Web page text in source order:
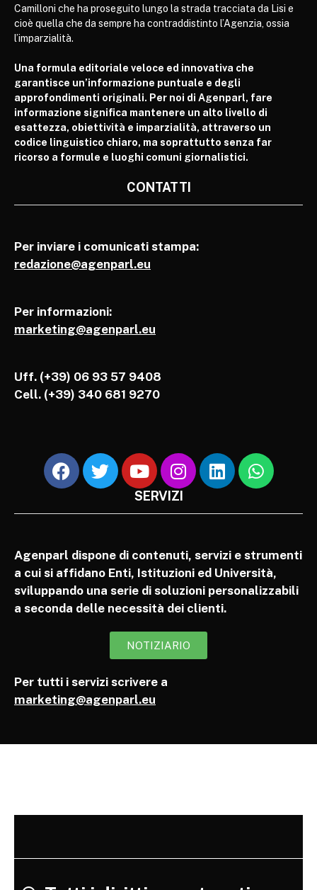
Camilloni che ha proseguito lungo la strada tracciata da Lisi e
cioè quella che da sempre ha contraddistinto l’Agenzia, ossia
l’imparzialità.
Una formula editoriale veloce ed innovativa che
garantisce un’informazione puntuale e degli
approfondimenti originali. Per noi di Agenparl, fare
informazione significa mantenere un alto livello di
esattezza, obiettività e imparzialità, attraverso un
codice linguistico chiaro, ma soprattutto senza far
ricorso a formule e luoghi comuni giornalistici.
CONTATTI
Per inviare i comunicati stampa:
redazione@agenparl.eu
Per informazioni:
marketing@agenparl.eu
Uff. (+39) 06 93 57 9408
Cell. (+39) 340 681 9270
SERVIZI
Agenparl dispone di contenuti, servizi e strumenti
a cui si affidano Enti, Istituzioni ed Università,
sviluppando una serie di soluzioni personalizzabili
a seconda delle necessità dei clienti.
NOTIZIARIO
Per tutti i servizi scrivere a
marketing@agenparl.eu